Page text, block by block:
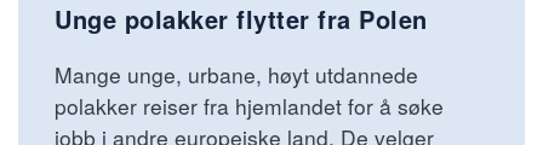
Unge polakker flytter fra Polen
Mange unge, urbane, høyt utdannede
polakker reiser fra hjemlandet for å søke
jobb i andre europeiske land. De velger